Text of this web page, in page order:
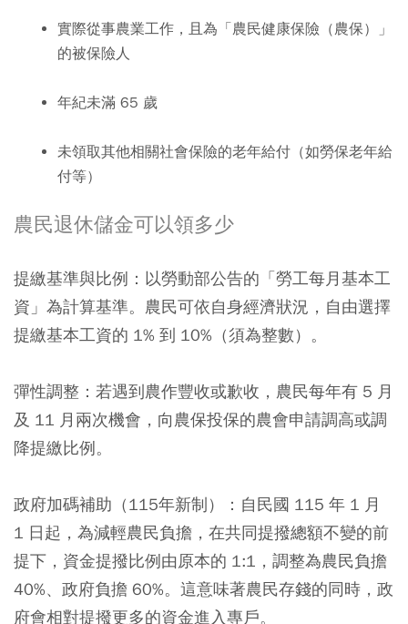
實際從事農業工作，且為「農民健康保險（農保）」
的被保險人
年紀未滿 65 歲
未領取其他相關社會保險的老年給付（如勞保老年給
付等）
農民退休儲金可以領多少
提繳基準與比例：以勞動部公告的「勞工每月基本工
資」為計算基準。農民可依自身經濟狀況，自由選擇
提繳基本工資的 1% 到 10%（須為整數）。
彈性調整：若遇到農作豐收或歉收，農民每年有 5 月
及 11 月兩次機會，向農保投保的農會申請調高或調
降提繳比例。
政府加碼補助（115年新制）：自民國 115 年 1 月
1 日起，為減輕農民負擔，在共同提撥總額不變的前
提下，資金提撥比例由原本的 1:1，調整為農民負擔
40%、政府負擔 60%。這意味著農民存錢的同時，政
府會相對提撥更多的資金進入專戶。